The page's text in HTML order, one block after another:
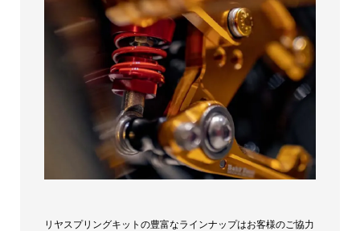
リヤスプリングキットの豊富なラインナップはお客様のご協力